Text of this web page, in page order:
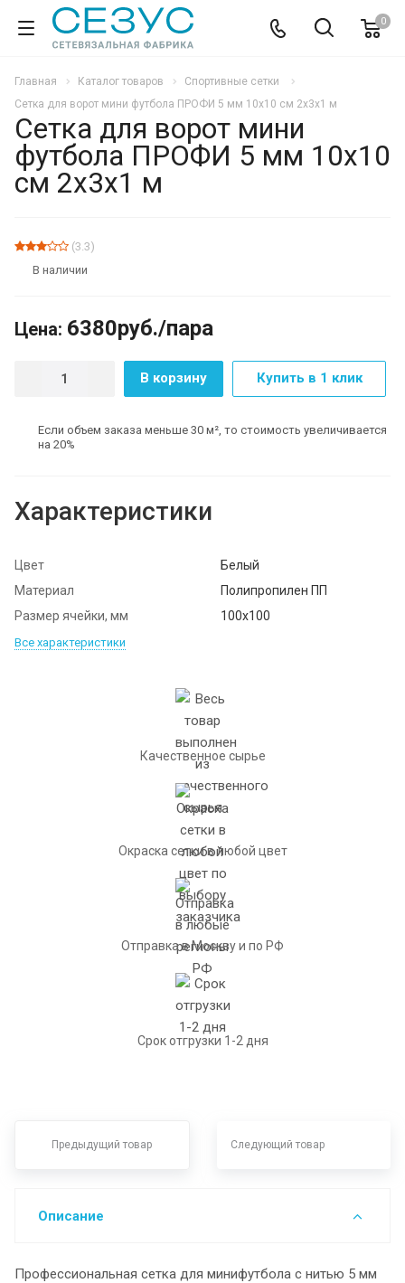
0
Главная Каталог товаров
Спортивные сетки
Сетка для ворот мини футбола ПРОФИ 5 мм 10х10 см 2х3х1 м
Сетка для ворот мини
футбола ПРОФИ 5 мм 10х10
см 2х3х1 м
(3.3)
В наличии
Цена: 6380руб./пара
В корзину Купить в 1 клик
Если объем заказа меньше 30 м², то стоимость увеличивается
на 20%
Характеристики
Цвет
Белый
Материал
Полипропилен ПП
Размер ячейки, мм
100х100
Все характеристики
Качественное сырье
Окраска сетки в любой цвет
Отправка в Москву и по РФ
Срок отгрузки 1-2 дня
Предыдущий товар Следующий товар
Описание
Профессиональная сетка для минифутбола с нитью 5 мм